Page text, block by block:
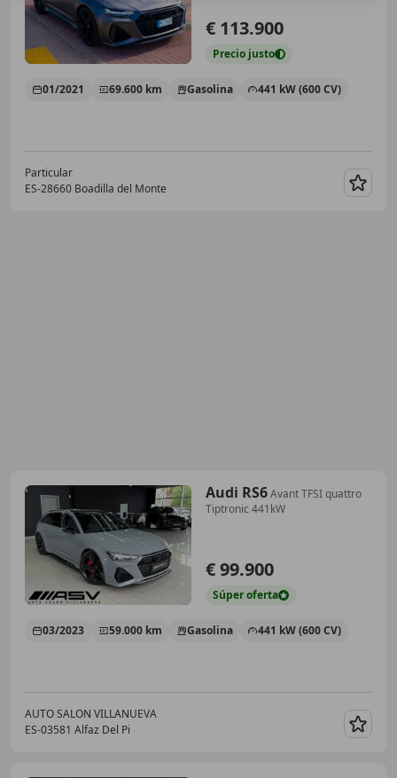
€ 113.900
Precio justo
01/2021 69.600 km Gasolina 441 kW (600 CV)
Particular
ES-28660 Boadilla del Monte
Audi RS6Avant TFSI quattro
Tiptronic 441kW
€ 99.900
Súperoferta
03/2023 59.000 km Gasolina 441 kW (600 CV)
AUTO SALON VILLANUEVA
ES-03581 Alfaz Del Pi